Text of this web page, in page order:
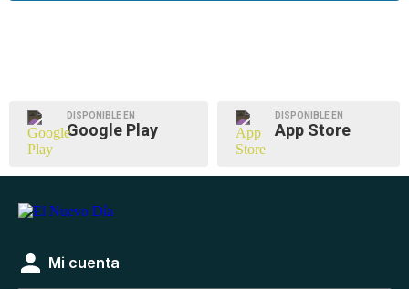
DISPONIBLE EN
Google Play
DISPONIBLE EN
App Store
Mi cuenta